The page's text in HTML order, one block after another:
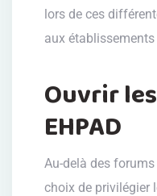
lors de ces
aux
Ouvrir
EHPAD
Au-delà des
choix de privilégier